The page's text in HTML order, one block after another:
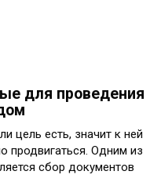
для проведения
цель есть, значит к ней
продвигаться. Одним из
сбор документов